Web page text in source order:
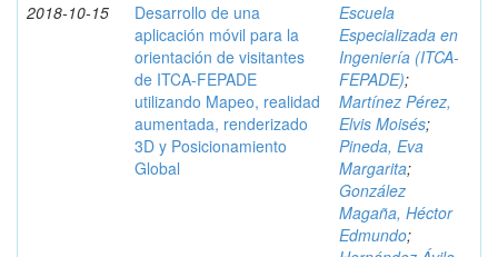
2018-10-15
Desarrollo de una
aplicación móvil para la
orientación de visitantes
de ITCA-FEPADE
utilizando Mapeo, realidad
aumentada, renderizado
3D y Posicionamiento
Global
Escuela
Especializada en
Ingeniería (ITCA-
FEPADE);
Martínez Pérez,
Elvis Moisés;
Pineda, Eva
Margarita;
González
Magaña, Héctor
Edmundo;